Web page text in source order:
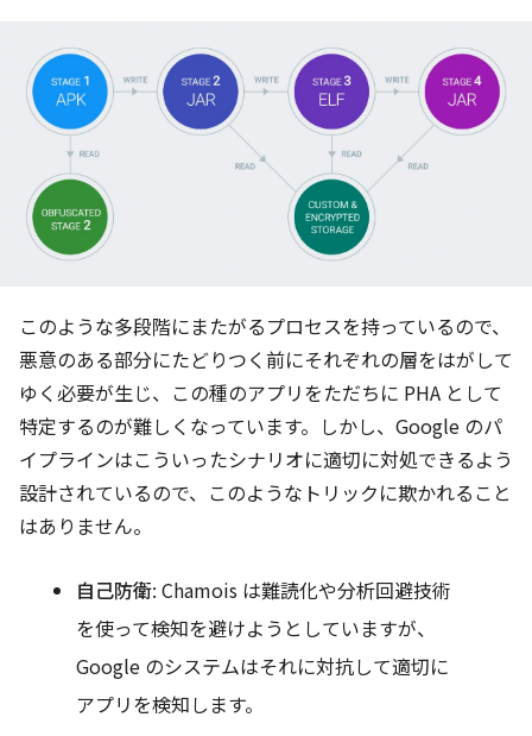
このような多段階にまたがるプロセスを持っているので、
悪意のある部分にたどりつく前にそれぞれの層をはがして
ゆく必要が生じ、この種のアプリをただちに PHA として
特定するのが難しくなっています。しかし、Google のパ
イプラインはこういったシナリオに適切に対処できるよう
設計されているので、このようなトリックに欺かれること
はありません。
自己防衛: Chamois は難読化や分析回避技術
を使って検知を避けようとしていますが、
Google のシステムはそれに対抗して適切に
アプリを検知します。